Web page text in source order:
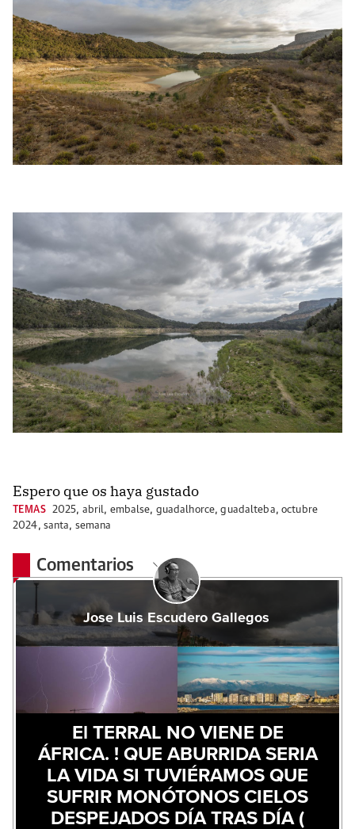
Espero que os haya gustado
TEMAS 2025, abril , embalse, guadalhorce,guadalteba, octubre
2024, santa, semana
Comentarios
Jose Luis Escudero Gallegos
El TERRAL NO VIENE DE
ÁFRICA. ! QUE ABURRIDA SERIA
LA VIDA SI TUVIÉRAMOS QUE
SUFRIR MONÓTONOS CIELOS
DESPEJADOS DÍA TRAS DÍA (